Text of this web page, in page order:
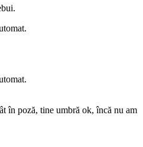
în poză, tine umbră ok, încă nu am